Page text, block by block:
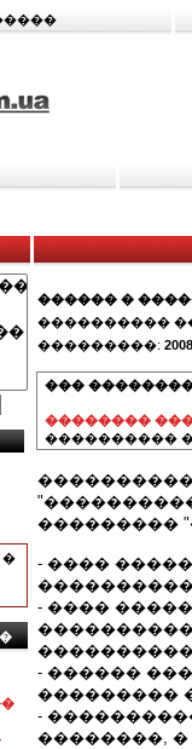
�
������ �
����������
���������:
���
��������
����������
���������
- ����
- ����
- ������
���������
-
��������,